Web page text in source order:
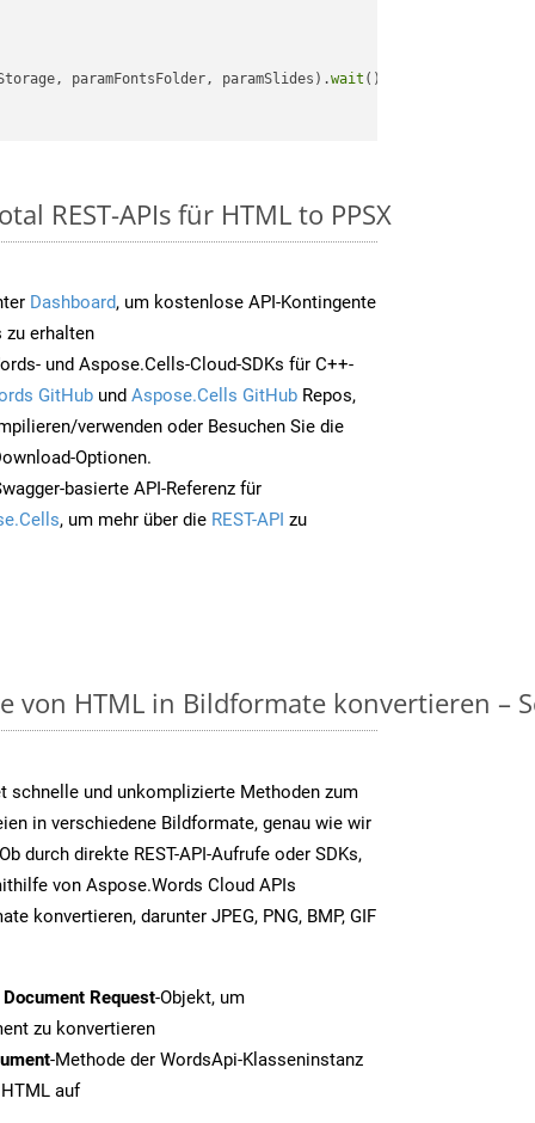
paramFontsFolder, paramSlides).wait ();
REST-APIs für HTML to PPSX
Dashboard, um kostenlose API-Kontingente
zu erhalten
und Aspose.Cells-Cloud-SDKs für C++-
GitHub und Aspose.Cells GitHub Repos,
verwenden oder Besuchen Sie die
Optionen.
basierte API-Referenz für
, um mehr über die REST-API zu
von HTML in Bildformate konvertieren –
schnelle und unkomplizierte Methoden zum
in verschiedene Bildformate, genau wie wir
durch direkte REST-API-Aufrufe oder SDKs,
von Aspose.Words Cloud APIs
konvertieren, darunter JPEG, PNG, BMP, GIF
Request-Objekt, um
zu konvertieren
-Methode der WordsApi-Klasseninstanz
auf